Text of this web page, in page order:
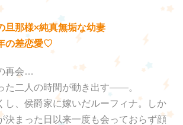
旦那様×純真無垢な幼妻
の差恋愛♡
再会…
た二人の時間が動き出す――。
し、侯爵家に嫁いだルーフィナ。しか
決まった日以来一度も会っておらず顔